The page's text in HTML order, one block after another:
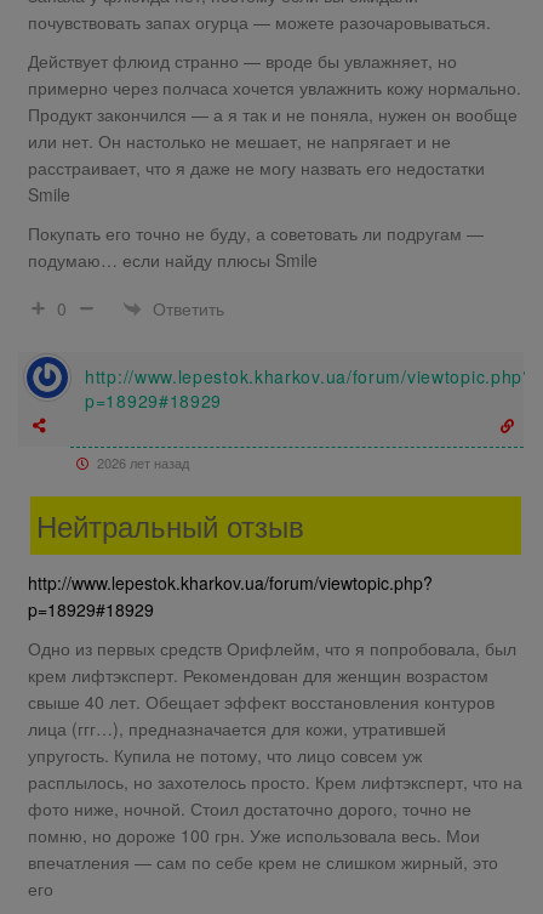
почувствовать запах огурца — можете разочаровываться.
Действует флюид странно — вроде бы увлажняет, но
примерно через полчаса хочется увлажнить кожу нормально.
Продукт закончился — а я так и не поняла, нужен он вообще
или нет. Он настолько не мешает, не напрягает и не
расстраивает, что я даже не могу назвать его недостатки
Smile
Покупать его точно не буду, а советовать ли подругам —
подумаю… если найду плюсы Smile
0
Ответить
http://www.lepestok.kharkov.ua/forum/viewtopic.php?
p=18929#18929
2026 лет назад
Нейтральный отзыв
http://www.lepestok.kharkov.ua/forum/viewtopic.php?
p=18929#18929
Одно из первых средств Орифлейм, что я попробовала, был
крем лифтэксперт. Рекомендован для женщин возрастом
свыше 40 лет. Обещает эффект восстановления контуров
лица (ггг…), предназначается для кожи, утратившей
упругость. Купила не потому, что лицо совсем уж
расплылось, но захотелось просто. Крем лифтэксперт, что на
фото ниже, ночной. Стоил достаточно дорого, точно не
помню, но дороже 100 грн. Уже использовала весь. Мои
впечатления — сам по себе крем не слишком жирный, это
его